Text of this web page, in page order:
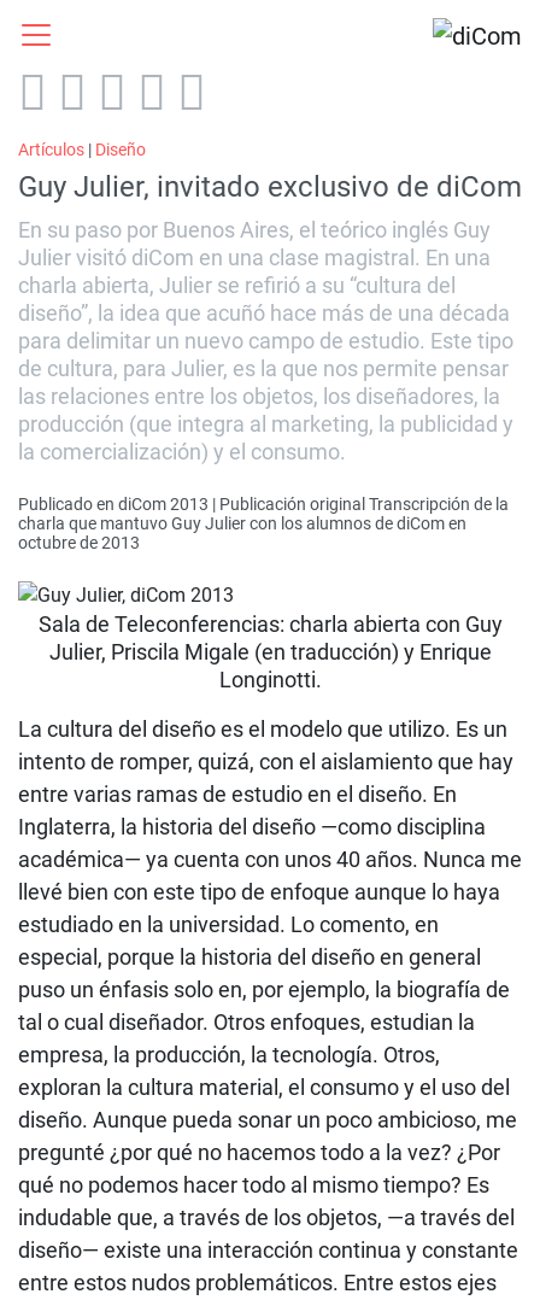
Artículos | Diseño
Guy Julier, invitado exclusivo de diCom
En su paso por Buenos Aires, el teórico inglés Guy
Julier visitó diCom en una clase magistral. En una
charla abierta, Julier se refirió a su “cultura del
diseño”, la idea que acuñó hace más de una década
para delimitar un nuevo campo de estudio. Este tipo
de cultura, para Julier, es la que nos permite pensar
las relaciones entre los objetos, los diseñadores, la
producción (que integra al marketing, la publicidad y
la comercialización) y el consumo.
Publicado en diCom 2013 | Publicación original Transcripción de la
charla que mantuvo Guy Julier con los alumnos de diCom en
octubre de 2013
Sala de Teleconferencias: charla abierta con Guy
Julier, Priscila Migale (en traducción) y Enrique
Longinotti.
La cultura del diseño es el modelo que utilizo. Es un
intento de romper, quizá, con el aislamiento que hay
entre varias ramas de estudio en el diseño. En
Inglaterra, la historia del diseño —como disciplina
académica— ya cuenta con unos 40 años. Nunca me
llevé bien con este tipo de enfoque aunque lo haya
estudiado en la universidad. Lo comento, en
especial, porque la historia del diseño en general
puso un énfasis solo en, por ejemplo, la biografía de
tal o cual diseñador. Otros enfoques, estudian la
empresa, la producción, la tecnología. Otros,
exploran la cultura material, el consumo y el uso del
diseño. Aunque pueda sonar un poco ambicioso, me
pregunté ¿por qué no hacemos todo a la vez? ¿Por
qué no podemos hacer todo al mismo tiempo? Es
indudable que, a través de los objetos, —a través del
diseño— existe una interacción continua y constante
entre estos nudos problemáticos. Entre estos ejes